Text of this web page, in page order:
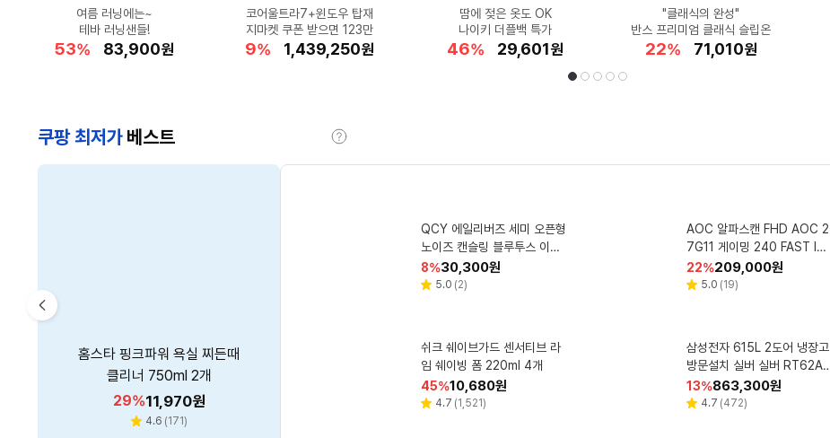
여름 러닝에는~
테바 러닝샌들!
할
53% 83,900원
코어울트라7+윈도우 탑재
지마켓 쿠폰 받으면 123만
할
9% 1,439,250원
땀에 젖은 옷도 OK
나이키 더플백 특가
할
46% 29,601원
"클래식의 완성"
반스 프리미엄 클래식 슬립온
할
22% 71,010원
고어텍스의 편안함
랜드로바 LANOXC4611MF1
할
28% 179,960원
데일리로 딱!
캘빈클라인 선글라스
할
22% 148,850원
장거리 러닝에도 물집 NO
발가락 양말
할
11% 10,000 원
품격 있는 캐주얼
닥스 남성 스니커즈
할
31% 179,290원
폭염 속 라운드
풋조이 우산은 필수!
할
34% 39,900원
아이들 간식으로 하나씩~
미니밀크초코 30개
할
14 % 23,830원
갤럭시탭S11
SSG 카드할인 98만
할22% 1,037,990원
열받은 두피 쿨링!
닥터지 쿨 샴푸 500ml
할
51% 10,430원
리필 2개+사은품까지!
헤라 쿠션 득템찬스
할
16% 74,390원
편안함 한걸음
우포스 우마이 스트라이드
할
28% 179,000원
★역대 특가★ 날씬한 바디를
유지하기 위한 선택!
할
84% 4,980 원
내일 설치되는 '로켓설치'
가성비 TCL 창문형 에어컨
463,540원
요즘 SNS에서 핫한
미닉스 미니 김치냉장고
할
10% 356,140원
★TV 건강프로그램 추천★
에너지 UP 버닝의 시작!
할
53 % 59,200원
자토바이 입문용 추천
카드혜택가★ 91.9만원
할
2% 1,088,000원
공홈 최대 혜택가!
드리미 X60 Ultra
할40% 990,000원
쿠팡 최저가 베스트
도
움
말
파워에이드 제로 1.5L 12개
할
36%20,790원
별 4.8리
뷰
( 656)
비비드키친 저당 참깨소이 드
레싱 200g 1개
할
인
73%2,490원
별 4.7 리
뷰
(7)
에프킬라 수성 에어로졸 살충
제 무향 600ml 8개
할
인
14%23,750원
별 4.3 리
뷰
(16)
듀라셀 알카라인 D형 건전지
4개입 1개
할
인
73%11,300원
별 4.7 리
뷰
(780)
벨킨 부스트업 프로 C타입 4
포트 GaN PD 3.1 맥북 충전
PPS 고속 충전기 200W W
할
인
16%109,000원
별 4.9 리
뷰
(17)
해피홈 블랙에디션 파워매트S
할
1%17,720원
백설 요리 올리고당 700g 1
개
할
인
48%2,790원
별 4.9 리
뷰
(3,916
홈스타 퍼펙트 세탁조 클리너
450ml 4개
할
인
43%11,640원
별 4.7 리
뷰
(3,055
피지 모락셀라 냄새제거 세탁
세제 코튼향 2.1L 1개입 1개
할
인
29%14,350원
별 4.7 리
뷰
(1,773
맑은물에 촌두부 500g 2개
할
인
41%2,630원
팸퍼스 2026 터치 오브 네이처
썸머 팬티형 기저귀 남여공용
116매 5단계
할
26%68,490원
별 5.0리
뷰
( 5)
바겐슈타이거 슈탠더 스텐 집
게 1개
할
인
32%7,670원
별 4.3 리
뷰
(92
블루나 본 퓨어 저자극 물티슈
캡형 40g 100매 10개
할
인
64%6,980원
퍼실 엑스퍼트 실내건조 맥스
드럼용 액상세제 본품 1개 2.5
L
할
인
18%16,950원
풀무원건강생활 스팀쿡 마스터
플러스 듀얼스팀 오븐 20L A
V20F11WG 소이코튼
할
인
22%323,610원
별 4.8 리
뷰
(219)
홈스타 핑크파워 욕실 찌든때
클리너 750ml 2개
할
29%11,970원
별 4.6 리
뷰
(171)
QCY 에일리버즈 세미 오픈형
노이즈 캔슬링 블루투스 이어
폰 화이트 QCY-T37 ANC A
ilyBuds
할
인
8%30,300원
별 5.0 리
뷰
(2)
AOC 알파스캔 FHD AOC 2
7G11 게이밍 240 FAST IPS
HDR 무결점 모니터 68.6cm
27G11ZE2
할
인
22%209,000원
별 5.0 리
뷰
(19)
쉬크 쉐이브가드 센서티브 라
임 쉐이빙 폼 220ml 4개
할
인
45%10,680원
별 4.7 리
뷰
(1,521)
삼성전자 615L 2도어 냉장고
방문설치 실버 실버 RT62A7
049S9
할
인
13%863,300원
별 4.7 리
뷰
(472)
피지 모락셀라 냄새제거 부스터
할
29%28,030원
별 4.8리
(1,856
레노버 요가 탭 플러스 AI 태블
릿PC 베이지 256GB Wi-Fi
할
인
30%768,550
별 4.7 리
뷰
(47
레노버 2025 V15 G5 IRL 코
어i5 인텔 13세대 비즈니스 블
랙 256GB 16GB Free DO
S 83HFA06BKD
할
인
38%699,000원
별 5.0 리
뷰
(1 )
가그린 오리지널 구강청결제
1.2L 2개
할
인
41%13,200원
별 4.9 리
뷰
(6,829
다슈 매직 커버 니플밴드 52
매 1개
할
인
48%6,840원
별 4.0 리
뷰
(1)
CM’s
Pick